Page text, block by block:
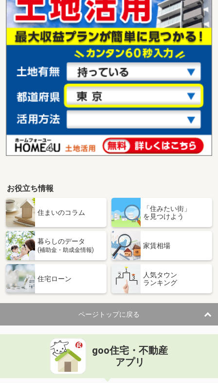
お役立ち情報
住まいのコラム
「住みたい街」
を見つけよう
暮らしのデータ
(補助金・助成金情報)
家賃相場
住宅ローン
人気タウン
ランキング
ページトップに戻る
goo住宅・不動産
アプリ